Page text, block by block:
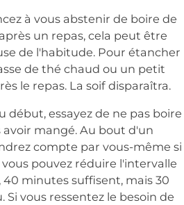
à vous abstenir de boire de
un repas, cela peut être
de l'habitude. Pour étancher
de thé chaud ou un petit
le repas. La soif disparaîtra.
début, essayez de ne pas boire
mangé. Au bout d'un
compte par vous-même si
pouvez réduire l'intervalle
minutes suffisent, mais 30
vous ressentez le besoin de